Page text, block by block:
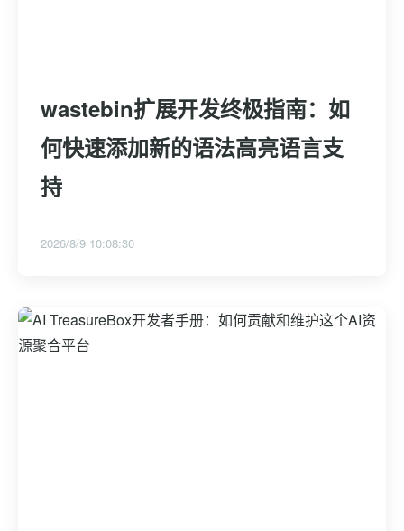
wastebin扩展开发终极指南：如
何快速添加新的语法高亮语言支
持
2026/8/9 10:08:30